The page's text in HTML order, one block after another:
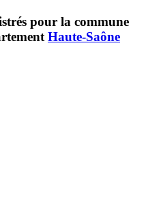
pour la commune
Haute-Saône